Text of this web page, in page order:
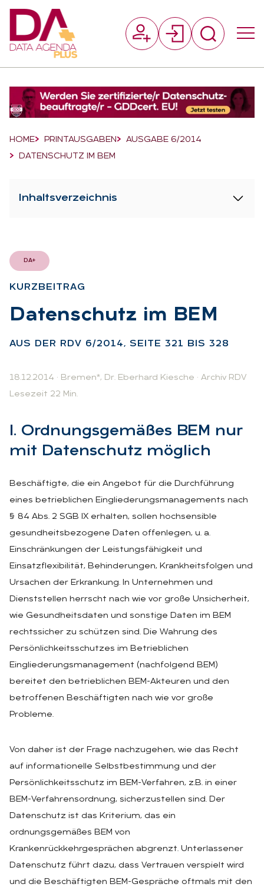
Breadcrumb-Navigation
HOME PRINTAUSGABEN
AUSGABE 6/2014
DATENSCHUTZ IM BEM
Inhaltsverzeichnis
DA+
KURZ­BEI­TRAG
:Da­ten­schutz im BEM
AUS DER RDV 6/2014, SEI­TE 321 BIS 328
18.12.2014 · Bremen*, Dr. Eberhard Kiesche · Archiv RDV
Lesezeit 22 Min.
I. Ord­nungs­ge­mä­ßes BEM nur
mit Da­ten­schutz mög­lich
Beschäftigte, die ein Angebot für die Durchführung
eines betrieblichen Eingliederungsmanagements nach
§ 84 Abs. 2 SGB IX erhalten, sollen hochsensible
gesundheitsbezogene Daten offenlegen, u. a.
Einschränkungen der Leistungsfähigkeit und
Einsatzflexibilität, Behinderungen, Krankheitsfolgen und
Ursachen der Erkrankung. In Unternehmen und
Dienststellen herrscht nach wie vor große Unsicherheit,
wie Gesundheitsdaten und sonstige Daten im BEM
rechtssicher zu schützen sind. Die Wahrung des
Persönlichkeitsschutzes im Betrieblichen
Eingliederungsmanagement (nachfolgend BEM)
bereitet den betrieblichen BEM-Akteuren und den
betroffenen Beschäftigten nach wie vor große
Probleme.
Von daher ist der Frage nachzugehen, wie das Recht
auf informationelle Selbstbestimmung und der
Persönlichkeitsschutz im BEM-Verfahren, z.B. in einer
BEM-Verfahrensordnung, sicherzustellen sind. Der
Datenschutz ist das Kriterium, das ein
ordnungsgemäßes BEM von
Krankenrückkehrgesprächen abgrenzt. Unterlassener
Datenschutz führt dazu, dass Vertrauen verspielt wird
und die Beschäftigten BEM-Gespräche oftmals mit den